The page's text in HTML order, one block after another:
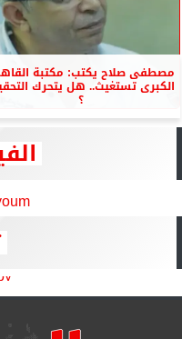
مصطفى صلاح يكتب: مكتبة
الكبرى تستغيث.. هل يتحرك
؟